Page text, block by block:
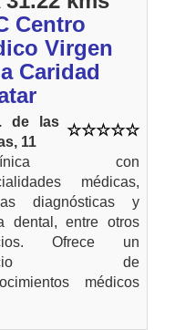
Centro
Virgen
Caridad
de las
11
con
médicas,
diagnósticas y
dental, entre otros
Ofrece un
de
médicos